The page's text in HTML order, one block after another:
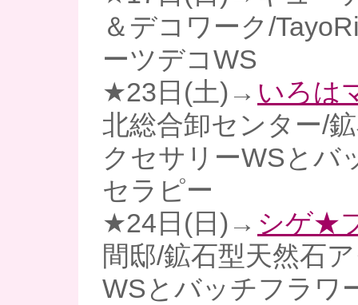
＆デコワーク/
ーツデコWS
★23日(土)→ いろは
北総合卸センター/
クセサリーWSとバ
セラピー
★24日(日)→ シゲ★
間邸/鉱石型天然石
WSとバッチフラワ